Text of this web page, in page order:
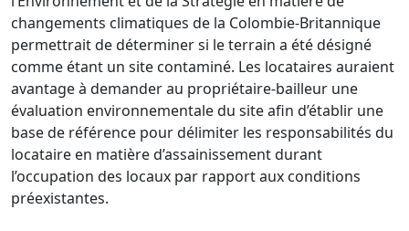
changements climatiques de la Colombie-Britannique
permettrait de déterminer si le terrain a été désigné
comme étant un site contaminé. Les locataires auraient
avantage à demander au propriétaire-bailleur une
évaluation environnementale du site afin d’établir une
base de référence pour délimiter les responsabilités du
locataire en matière d’assainissement durant
l’occupation des locaux par rapport aux conditions
préexistantes.